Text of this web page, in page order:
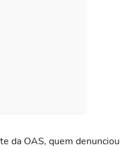
da OAS, quem denunciou